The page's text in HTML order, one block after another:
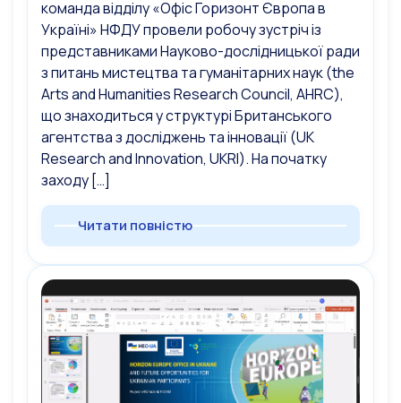
команда відділу «Офіс Горизонт Європа в
Україні» НФДУ провели робочу зустріч із
представниками Науково-дослідницької ради
з питань мистецтва та гуманітарних наук (the
Arts and Humanities Research Council, AHRC),
що знаходиться у структурі Британського
агентства з досліджень та інновації (UK
Research and Innovation, UKRI). На початку
заходу […]
Читати повністю